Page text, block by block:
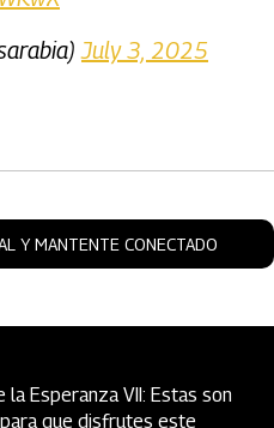
July 3, 2025
Y MANTENTE CONECTADO
Esperanza VII: Estas son
que disfrutes este